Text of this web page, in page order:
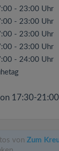
- 23:00 Uhr
- 23:00 Uhr
- 23:00 Uhr
- 23:00 Uhr
- 24:00 Uhr
17:30-
von Zum